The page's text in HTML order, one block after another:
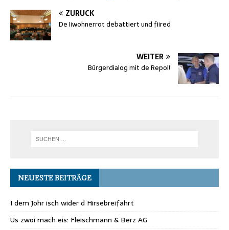
ZURÜCK
De Iiwohnerrot debattiert und fiired
WEITER
Bürgerdialog mit de Repol!
NEUESTE BEITRÄGE
I dem Johr isch wider d Hirsebreifahrt
Us zwoi mach eis: Fleischmann & Berz AG